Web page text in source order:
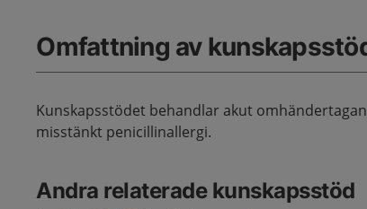
Omfattning av
Kunskapsstödet behandlar akut
misstänkt penicillinallergi.
Andra relaterade kunskapsstöd